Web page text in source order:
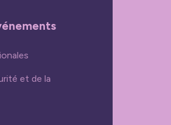
et de la